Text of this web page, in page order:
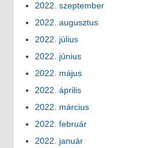
2022. szeptember
2022. augusztus
2022. július
2022. június
2022. május
2022. április
2022. március
2022. február
2022. január